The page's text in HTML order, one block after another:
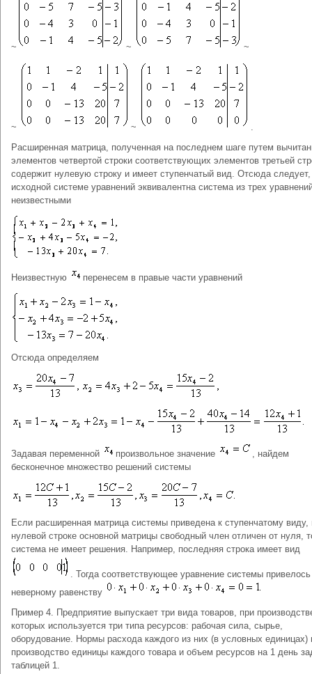
~ ~ ~
~ ~
.
Расширенная матрица, полученная на последнем шаге путем
элементов четвертой строки соответствующих элементов третьей
содержит нулевую строку и имеет ступенчатый вид. Отсюда следует,
исходной системе уравнений эквивалентна система из трех
неизвестными
Неизвестную перенесем в правые части уравнений
Отсюда определяем
Задавая переменной произвольное значение
, найдем
бесконечное множество решений системы
Если расширенная матрица системы приведена к ступенчатому виду,
нулевой строке основной матрицы свободный член отличен от нуля,
система не имеет решения. Например, последняя строка имеет вид
. Тогда соответствующее уравнение системы привелось
неверному равенству
Пример 4. Предприятие выпускает три вида товаров, при
которых используется три типа ресурсов: рабочая сила, сырье,
оборудование. Нормы расхода каждого из них (в условных единицах)
производство единицы каждого товара и объем ресурсов на 1 день
таблицей 1.